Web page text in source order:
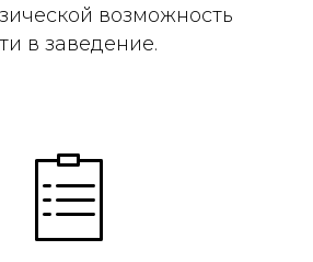
возможность
в заведение.